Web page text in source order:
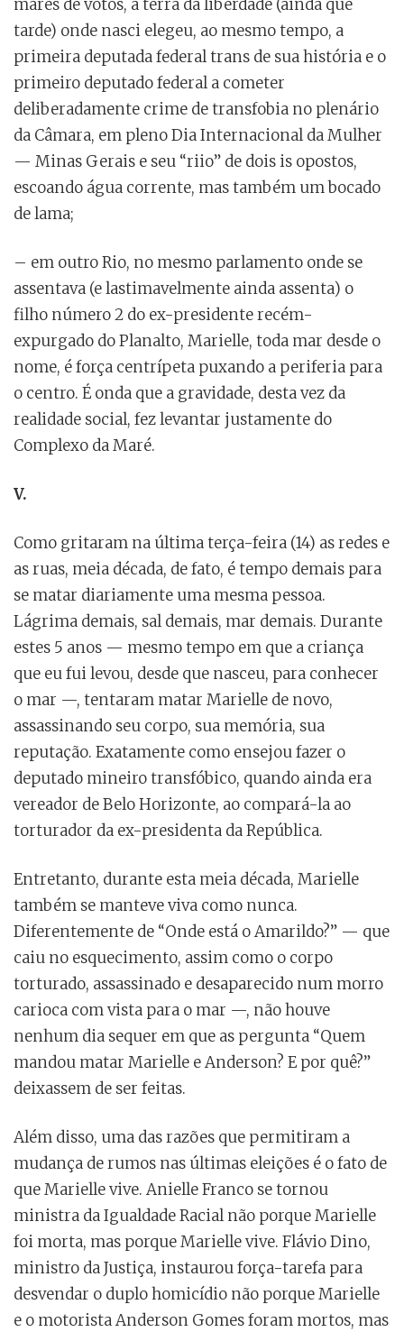
marés de votos, a terra da liberdade (ainda que
tarde) onde nasci elegeu, ao mesmo tempo, a
primeira deputada federal trans de sua história e o
primeiro deputado federal a cometer
deliberadamente crime de transfobia no plenário
da Câmara, em pleno Dia Internacional da Mulher
— Minas Gerais e seu “riio” de dois is opostos,
escoando água corrente, mas também um bocado
de lama;
– em outro Rio, no mesmo parlamento onde se
assentava (e lastimavelmente ainda assenta) o
filho número 2 do ex-presidente recém-
expurgado do Planalto, Marielle, toda mar desde o
nome, é força centrípeta puxando a periferia para
o centro. É onda que a gravidade, desta vez da
realidade social, fez levantar justamente do
Complexo da Maré.
V.
Como gritaram na última terça-feira (14) as redes e
as ruas, meia década, de fato, é tempo demais para
se matar diariamente uma mesma pessoa.
Lágrima demais, sal demais, mar demais. Durante
estes 5 anos — mesmo tempo em que a criança
que eu fui levou, desde que nasceu, para conhecer
o mar —, tentaram matar Marielle de novo,
assassinando seu corpo, sua memória, sua
reputação. Exatamente como ensejou fazer o
deputado mineiro transfóbico, quando ainda era
vereador de Belo Horizonte, ao compará-la ao
torturador da ex-presidenta da República.
Entretanto, durante esta meia década, Marielle
também se manteve viva como nunca.
Diferentemente de “Onde está o Amarildo?” — que
caiu no esquecimento, assim como o corpo
torturado, assassinado e desaparecido num morro
carioca com vista para o mar —, não houve
nenhum dia sequer em que as pergunta “Quem
mandou matar Marielle e Anderson? E por quê?”
deixassem de ser feitas.
Além disso, uma das razões que permitiram a
mudança de rumos nas últimas eleições é o fato de
que Marielle vive. Anielle Franco se tornou
ministra da Igualdade Racial não porque Marielle
foi morta, mas porque Marielle vive. Flávio Dino,
ministro da Justiça, instaurou força-tarefa para
desvendar o duplo homicídio não porque Marielle
e o motorista Anderson Gomes foram mortos, mas